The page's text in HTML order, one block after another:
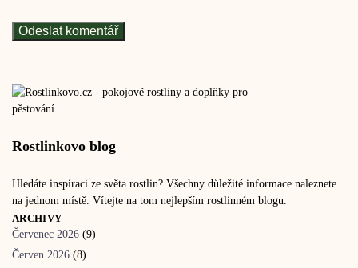
Rostlinkovo blog
Hledáte inspiraci ze světa rostlin? Všechny důležité informace naleznete
na jednom místě. Vítejte na tom nejlepším rostlinném blogu.
ARCHIVY
Červenec 2026 (9)
Červen 2026 (8)